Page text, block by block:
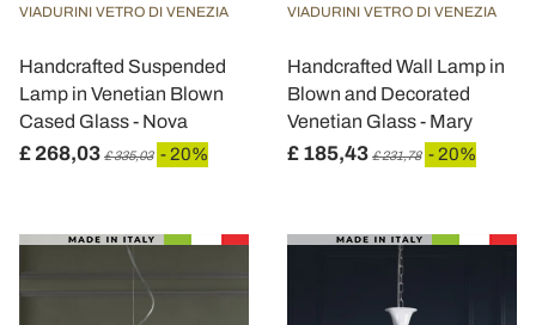
VIADURINI VETRO DI VENEZIA
Handcrafted Suspended
Lamp in Venetian Blown
Cased Glass - Nova
£ 268,03 £ 335,03 - 20%
VIADURINI VETRO DI VENEZIA
Handcrafted Wall Lamp in
Blown and Decorated
Venetian Glass - Mary
£ 185,43 £ 231,78 - 20%